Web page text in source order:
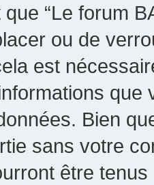
“Le forum
ou de
est
Bien
sans votre
être